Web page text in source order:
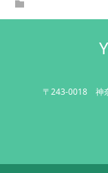
〒243-0018 神